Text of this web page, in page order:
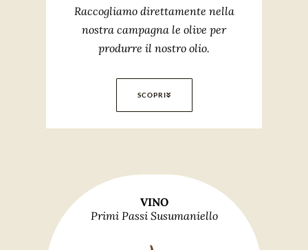
Raccogliamo direttamente nella
nostra campagna le olive per
produrre il nostro olio.
SCOPRI
VINO
Primi Passi Susumaniello